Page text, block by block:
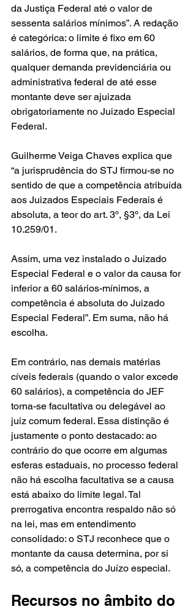
da Justiça Federal até o valor de
sessenta salários mínimos”. A redação
é categórica: o limite é fixo em 60
salários, de forma que, na prática,
qualquer demanda previdenciária ou
administrativa federal de até esse
montante deve ser ajuizada
obrigatoriamente no Juizado Especial
Federal.
Guilherme Veiga Chaves explica que
“a jurisprudência do STJ firmou-se no
sentido de que a competência atribuída
aos Juizados Especiais Federais é
absoluta, a teor do art. 3º, §3º, da Lei
10.259/01.
Assim, uma vez instalado o Juizado
Especial Federal e o valor da causa for
inferior a 60 salários-mínimos, a
competência é absoluta do Juizado
Especial Federal”. Em suma, não há
escolha.
Em contrário, nas demais matérias
cíveis federais (quando o valor excede
60 salários), a competência do JEF
torna-se facultativa ou delegável ao
juiz comum federal. Essa distinção é
justamente o ponto destacado: ao
contrário do que ocorre em algumas
esferas estaduais, no processo federal
não há escolha facultativa se a causa
está abaixo do limite legal. Tal
prerrogativa encontra respaldo não só
na lei, mas em entendimento
consolidado: o STJ reconhece que o
montante da causa determina, por si
só, a competência do Juízo especial.
Recursos no âmbito do